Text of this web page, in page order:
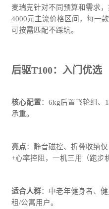
麦瑞克针对不同预算和需求
4000元主流价格区间，每一
可按需匹配不踩坑。
后驱T100：入门优选
核心配置：6kg后置飞轮组、
承重。
亮点：静音磁控、折叠收纳
+心率控阻，一机三用（跑步
适合人群：中老年健身者、
租/公寓用户。